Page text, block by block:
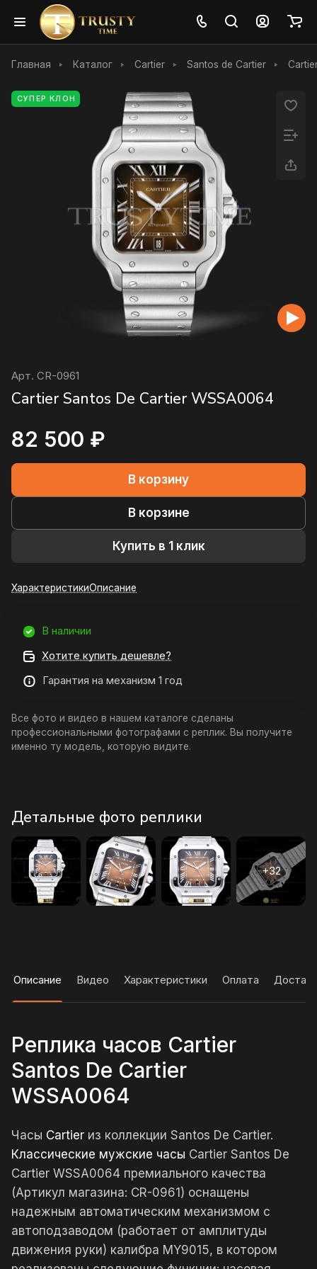
Главная Каталог Cartier Santos de Cartier
СУПЕР КЛОН
Арт. CR-0961
Cartier Santos De Cartier WSSA0064
82 500 ₽
В корзину
В корзине
Купить в 1 клик
ХарактеристикиОписание
В наличии
Хотите купить дешевле?
Гарантия на механизм 1 год
Все фото и видео в нашем каталоге сделаны
профессиональными фотографами с реплик. Вы получите
именно ту модель, которую видите.
Детальные фото реплики
Описание Видео Характеристики Оплата
Реплика часов Cartier
Santos De Cartier
WSSA0064
Часы Cartier из коллекции Santos De Cartier.
Классические мужские часы Cartier Santos De
Cartier WSSA0064 премиального качества
(Артикул магазина: CR-0961) оснащены
надежным автоматическим механизмом с
автоподзаводом (работает от амплитуды
движения руки) калибра MY9015, в котором